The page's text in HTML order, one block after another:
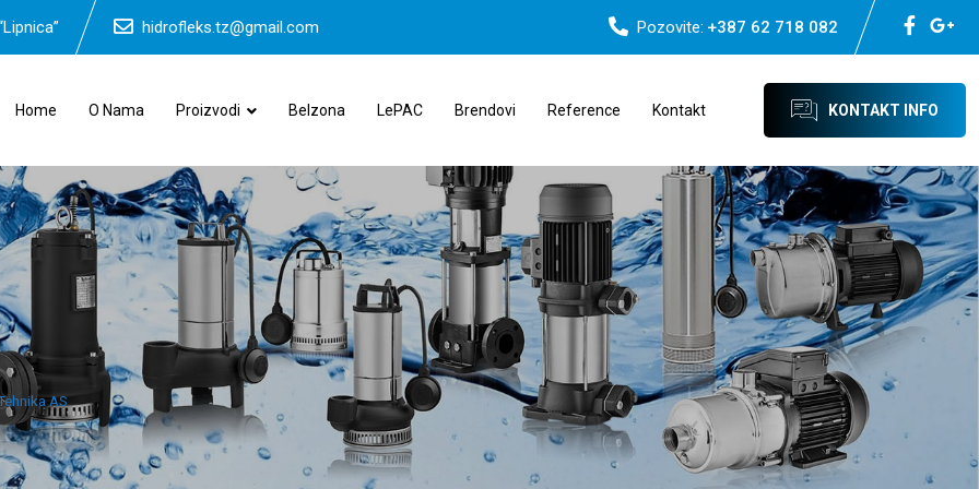
hidrofleks.tz@gmail.com Pozovite: +387 62 718 082
Home O Nama Proizvodi Belzona LePAC Brendovi Reference Kontakt KONTAKT INFO
AS